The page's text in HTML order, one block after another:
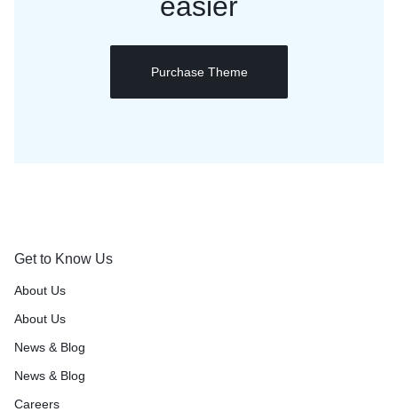
Purchase Theme
Get to Know Us
About Us
About Us
News & Blog
News & Blog
Careers